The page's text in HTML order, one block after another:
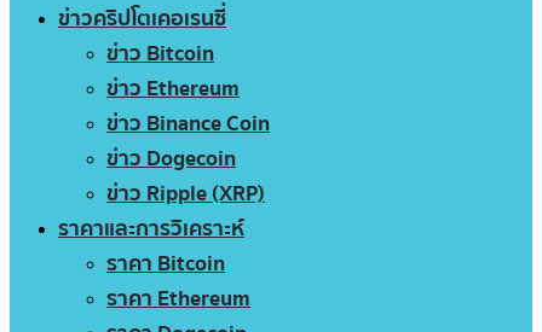
ข่าวคริปโตเคอเรนซี่
ข่าว Bitcoin
ข่าว Ethereum
ข่าว Binance Coin
ข่าว Dogecoin
ข่าว Ripple (XRP)
ราคาและการวิเคราะห์
ราคา Bitcoin
ราคา Ethereum